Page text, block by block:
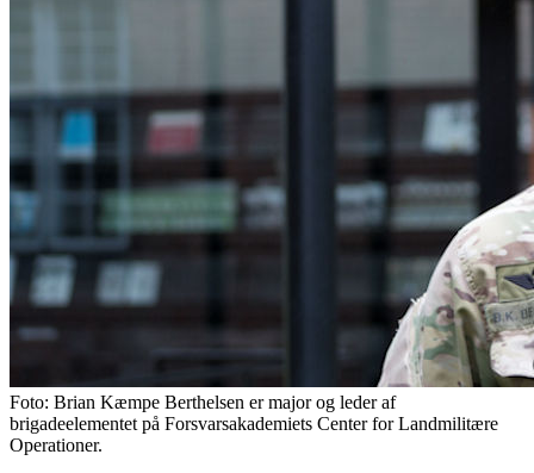
Foto: Brian Kæmpe Berthelsen er major og leder af
brigadeelementet på Forsvarsakademiets Center for Landmilitære
Operationer.